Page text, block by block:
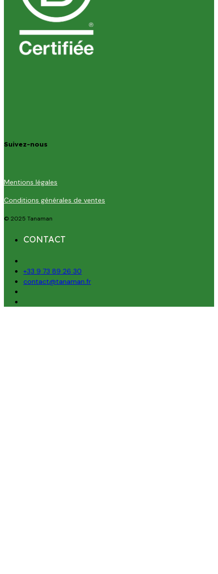
Suivez-nous
Mentions légales
Conditions générales de ventes
© 2025 Tanaman
CONTACT
+33 9 73 89 26 30
contact@tanaman.fr